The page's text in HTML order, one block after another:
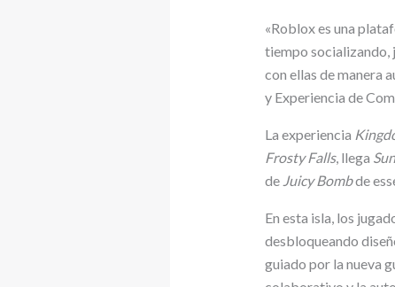
«Roblox es una
tiempo socializando,
con ellas de manera
y Experiencia de
La experiencia
Frosty Falls, llega
de Juicy Bombde
En esta isla, los
desbloqueando
guiado por la nueva